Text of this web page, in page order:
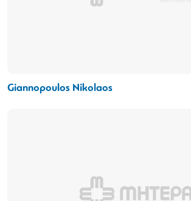
Giannopoulos Nikolaos